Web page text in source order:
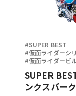
#SUPER BEST
#仮面ライダーシ
#仮面ライダービ
SUPER
ンクスパー